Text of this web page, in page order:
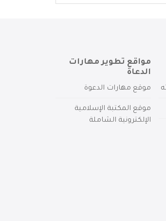
مواقع تطوير مهارات
الدعاة
موقع مهارات الدعوة
موقع المكتبة الإسلامية
الإلكترونية الشاملة